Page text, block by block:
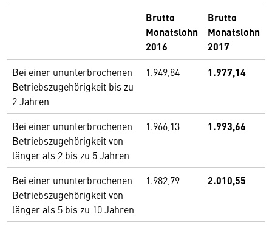
Brutto
Monatslohn
2016
Brutto
Monatslohn
2017
Bei einer ununterbrochenen
Betriebszugehörigkeit bis zu
2 Jahren
1.949,84 1.977,14
Bei einer ununterbrochenen
Betriebszugehörigkeit von
länger als 2 bis zu 5 Jahren
1.966,13 1.993,66
Bei einer ununterbrochenen
Betriebszugehörigkeit von
länger als 5 bis zu 10 Jahren
1.982,79 2.010,55